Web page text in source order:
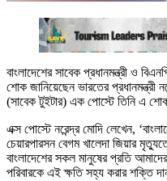
বাংলাদেশের সাবেক প্রধানমন্ত্রী ও
শোক জানিয়েছেন ভারতের প্রধানমন্ত্রী
(সাবেক টুইটার) এক পোস্টে তিনি এ
এক্স পোস্টে নরেন্দ্র মোদি লেখেন,
চেয়ারপারসন বেগম খালেদা জিয়ার
বাংলাদেশের সকল মানুষের প্রতি
পরিবারকে এই ক্ষতি সহ্য করার শক্তি